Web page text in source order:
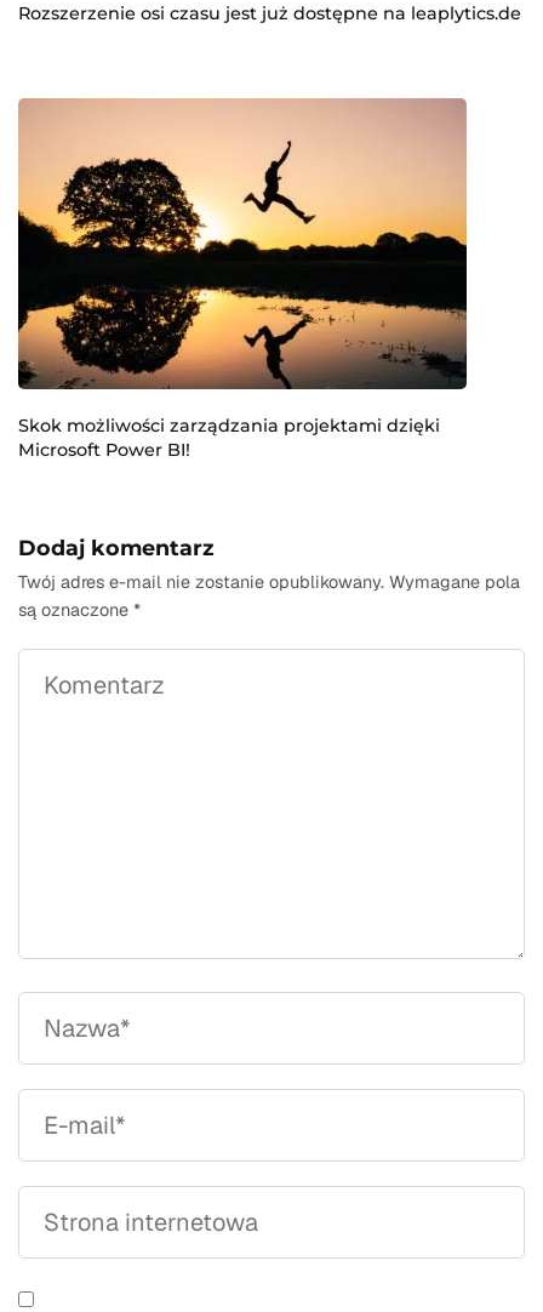
Rozszerzenie osi czasu jest już dostępne na leaplytics.de
Skok możliwości zarządzania projektami dzięki
Microsoft Power BI!
Dodaj komentarz
Twój adres e-mail nie zostanie opublikowany. Wymagane pola
są oznaczone *